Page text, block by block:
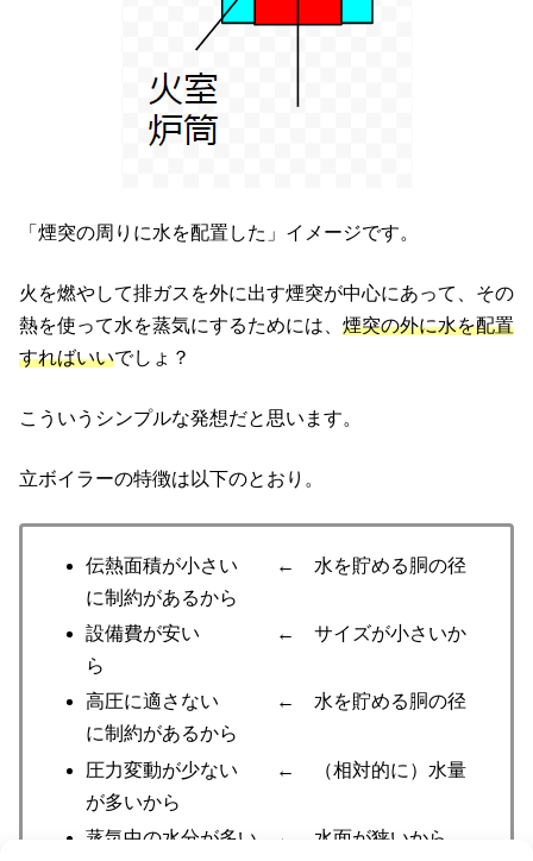
「煙突の周りに水を配置した」イメージです。
火を燃やして排ガスを外に出す煙突が中心にあって、その
熱を使って水を蒸気にするためには、 煙突の外に水を配置
すればいいでしょ？
こういうシンプルな発想だと思います。
立ボイラーの特徴は以下のとおり。
伝熱面積が小さい ← 水を貯める胴の径
に制約があるから
設備費が安い ← サイズが小さいか
ら
高圧に適さない ← 水を貯める胴の径
に制約があるから
圧力変動が少ない ← （相対的に）水量
が多いから
蒸気中の水分が多い ← 水面が狭いから